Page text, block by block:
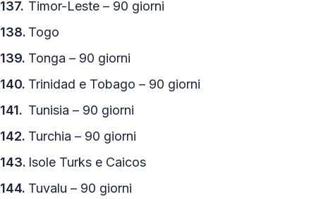
Timor-Leste – 90 giorni
Togo
Tonga – 90 giorni
Trinidad e Tobago – 90 giorni
Tunisia – 90 giorni
Turchia – 90 giorni
Isole Turks e Caicos
Tuvalu – 90 giorni